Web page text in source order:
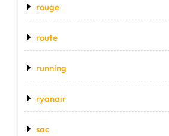
rouge
route
running
ryanair
sac